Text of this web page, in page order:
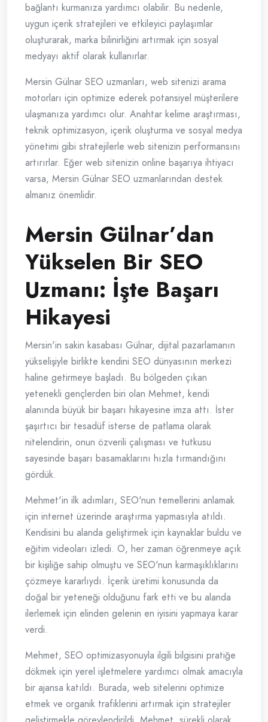
bağlantı kurmanıza yardımcı olabilir. Bu nedenle,
uygun içerik stratejileri ve etkileyici paylaşımlar
oluşturarak, marka bilinirliğini artırmak için sosyal
medyayı aktif olarak kullanırlar.
Mersin Gülnar SEO uzmanları, web sitenizi arama
motorları için optimize ederek potansiyel müşterilere
ulaşmanıza yardımcı olur. Anahtar kelime araştırması,
teknik optimizasyon, içerik oluşturma ve sosyal medya
yönetimi gibi stratejilerle web sitenizin performansını
artırırlar. Eğer web sitenizin online başarıya ihtiyacı
varsa, Mersin Gülnar SEO uzmanlarından destek
almanız önemlidir.
Mersin Gülnar’dan
Yükselen Bir SEO
Uzmanı: İşte Başarı
Hikayesi
Mersin'in sakin kasabası Gülnar, dijital pazarlamanın
yükselişiyle birlikte kendini SEO dünyasının merkezi
haline getirmeye başladı. Bu bölgeden çıkan
yetenekli gençlerden biri olan Mehmet, kendi
alanında büyük bir başarı hikayesine imza attı. İster
şaşırtıcı bir tesadüf isterse de patlama olarak
nitelendirin, onun özverili çalışması ve tutkusu
sayesinde başarı basamaklarını hızla tırmandığını
gördük.
Mehmet'in ilk adımları, SEO'nun temellerini anlamak
için internet üzerinde araştırma yapmasıyla atıldı.
Kendisini bu alanda geliştirmek için kaynaklar buldu ve
eğitim videoları izledi. O, her zaman öğrenmeye açık
bir kişiliğe sahip olmuştu ve SEO'nun karmaşıklıklarını
çözmeye kararlıydı. İçerik üretimi konusunda da
doğal bir yeteneği olduğunu fark etti ve bu alanda
ilerlemek için elinden gelenin en iyisini yapmaya karar
verdi.
Mehmet, SEO optimizasyonuyla ilgili bilgisini pratiğe
dökmek için yerel işletmelere yardımcı olmak amacıyla
bir ajansa katıldı. Burada, web sitelerini optimize
etmek ve organik trafiklerini artırmak için stratejiler